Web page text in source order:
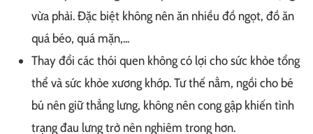
vừa phải. Đặc biệt không nên ăn nhiều đồ ngọt, đồ ăn
quá béo, quá mặn,...
Thay đổi các thói quen không có lợi cho sức khỏe tổng
thể và sức khỏe xương khớp. Tư thế nằm, ngồi cho bé
bú nên giữ thẳng lưng, không nên cong gập khiến tình
trạng đau lưng trở nên nghiêm trong hơn.